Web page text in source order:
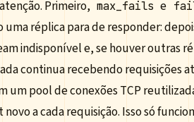
Primeiro, max_fails e
réplica para de responder:
indisponível e, se houver outras
continua recebendo requisições
um pool de conexões TCP
a cada requisição. Isso só